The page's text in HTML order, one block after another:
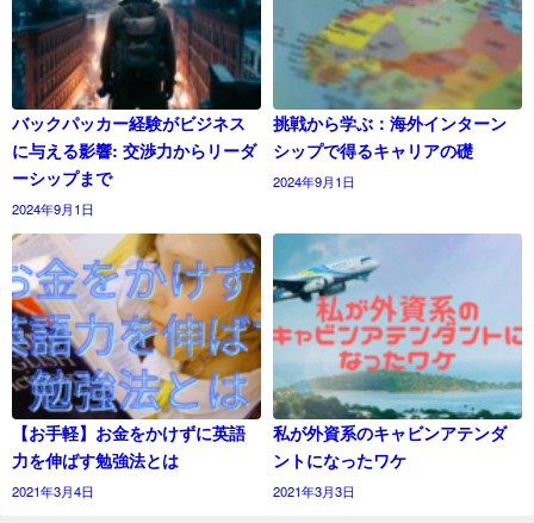
バックパッカー経験がビジネス
に与える影響: 交渉力からリーダ
ーシップまで
2024年9月1日
挑戦から学ぶ：海外インターン
シップで得るキャリアの礎
2024年9月1日
【お手軽】お金をかけずに英語
力を伸ばす勉強法とは
2021年3月4日
私が外資系のキャビンアテンダ
ントになったワケ
2021年3月3日